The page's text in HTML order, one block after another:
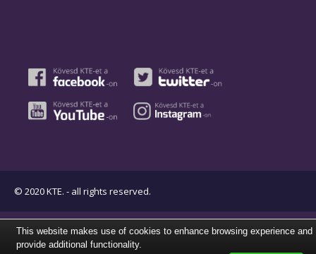
© 2020 KTE. - all rights reserved.
This website makes use of cookies to enhance browsing experience and
provide additional functionality.